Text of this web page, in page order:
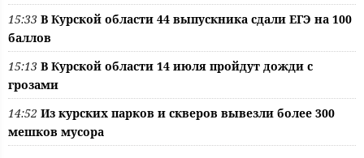
15:33 В Курской области 44 выпускника сдали ЕГЭ на 100
баллов
15:13 В Курской области 14 июля пройдут дожди с
грозами
14:52 Из курских парков и скверов вывезли более 300
мешков мусора